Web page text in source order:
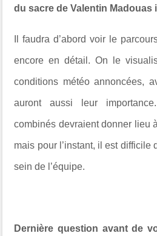
du sacre de Valentin Madouas
Il faudra d’abord voir le
encore en détail. On le
conditions météo annoncées,
auront aussi leur
combinés devraient donner lieu
mais pour l’instant, il est difficile
sein de l’équipe.
Dernière question avant de